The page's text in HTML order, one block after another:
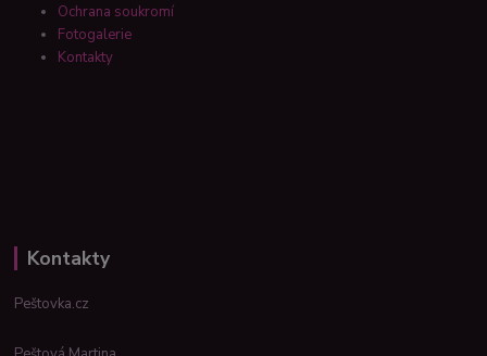
Ochrana soukromí
Fotogalerie
Kontakty
Kontakty
Peštovka.cz